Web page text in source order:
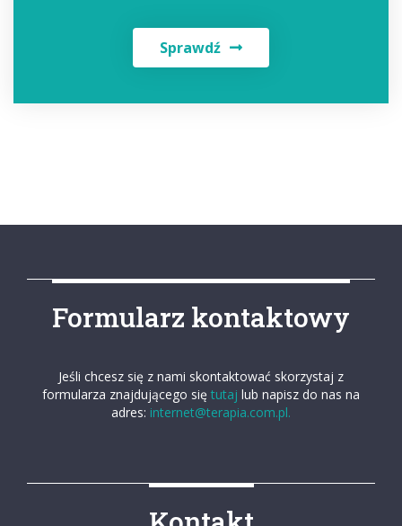
Sprawdź
Formularz kontaktowy
Jeśli chcesz się z nami skontaktować skorzystaj z
formularza znajdującego się tutaj lub napisz do nas na
adres: internet@terapia.com.pl.